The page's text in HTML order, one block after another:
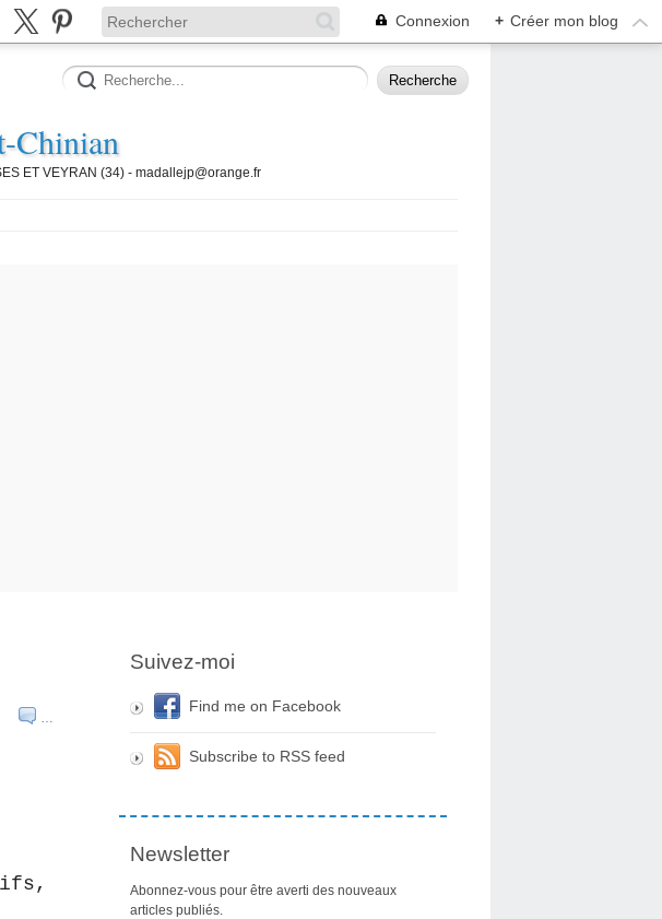
Connexion + Créer mon blog
Chinian
ET VEYRAN (34) - madallejp@orange.fr
…
Suivez-moi
Find me on Facebook
Subscribe to RSS feed
Newsletter
Abonnez-vous pour être averti des nouveaux
articles publiés.